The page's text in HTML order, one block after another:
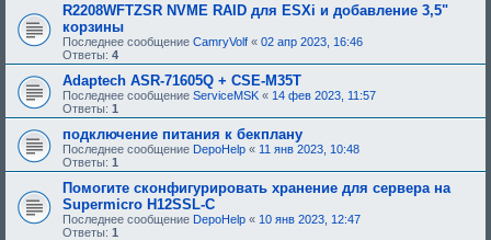
R2208WFTZSR NVME RAID для ESXi и добавление 3,5"
корзины
Последнее сообщение CamryVolf « 02 апр 2023, 16:46
Ответы: 4
Adaptech ASR-71605Q + CSE-M35T
Последнее сообщение ServiceMSK « 14 фев 2023, 11:57
Ответы: 1
подключение питания к бекплану
Последнее сообщение DepoHelp « 11 янв 2023, 10:48
Ответы: 1
Помогите сконфигурировать хранение для сервера на
Supermicro H12SSL-C
Последнее сообщение DepoHelp « 10 янв 2023, 12:47
Ответы: 1